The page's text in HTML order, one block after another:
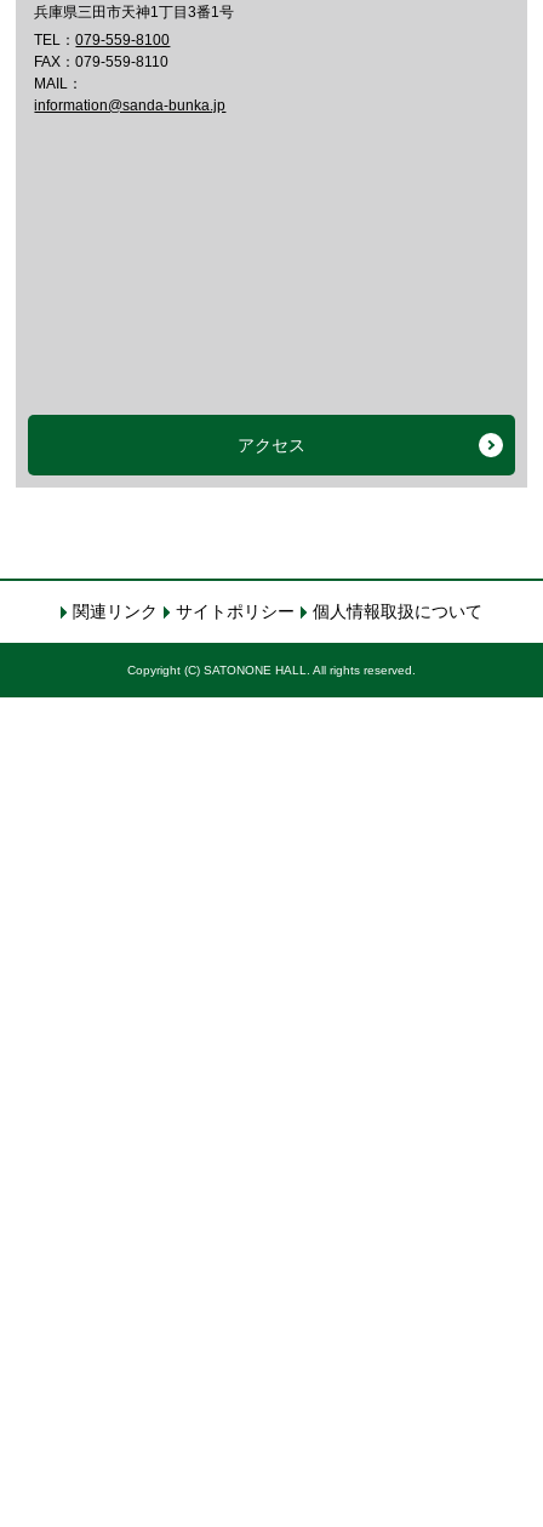
兵庫県三田市天神1丁目3番1号
TEL：079-559-8100
FAX：079-559-8110
MAIL：
information@sanda-bunka.jp
アクセス
関連リンク サイトポリシー 個人情報取扱について
Copyright (C) SATONONE HALL. All rights reserved.